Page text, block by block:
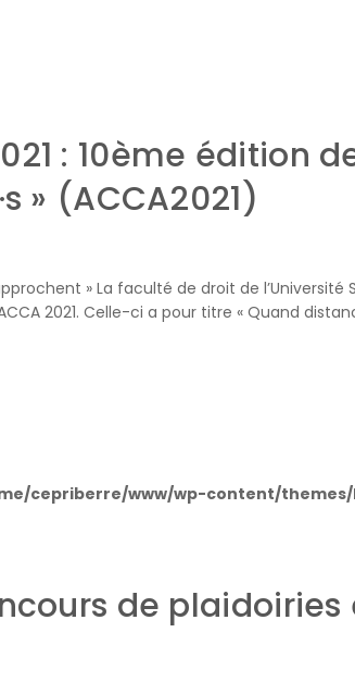
: 10ème édition
» (ACCA2021)
» La faculté de droit de
2021. Celle-ci a pour titre « Quand
cepriberre/www/wp-content/
de